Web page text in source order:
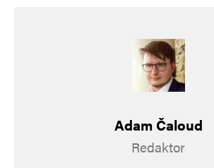
irozhlas 14.1.2025: V Česku mají
na maření přebytečné energie.
špatně, říkají energetici.
Do distribučních soustav se
připojit zařízení na maření
Adam Čaloud
Redaktor